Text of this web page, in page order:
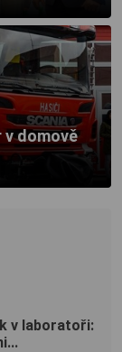
v domově
v laboratoři: